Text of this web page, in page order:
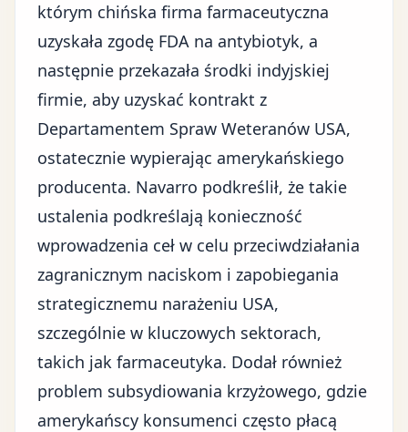
którym chińska firma farmaceutyczna
uzyskała zgodę FDA na antybiotyk, a
następnie przekazała środki indyjskiej
firmie, aby uzyskać kontrakt z
Departamentem Spraw Weteranów USA,
ostatecznie wypierając amerykańskiego
producenta. Navarro podkreślił, że takie
ustalenia podkreślają konieczność
wprowadzenia ceł w celu przeciwdziałania
zagranicznym naciskom i zapobiegania
strategicznemu narażeniu USA,
szczególnie w kluczowych sektorach,
takich jak farmaceutyka. Dodał również
problem subsydiowania krzyżowego, gdzie
amerykańscy konsumenci często płacą